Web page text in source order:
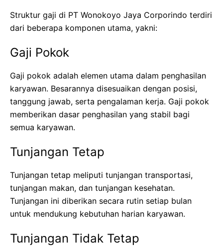
Struktur gaji di PT Wonokoyo Jaya Corporindo terdiri
dari beberapa komponen utama, yakni:
Gaji Pokok
Gaji pokok adalah elemen utama dalam penghasilan
karyawan. Besarannya disesuaikan dengan posisi,
tanggung jawab, serta pengalaman kerja. Gaji pokok
memberikan dasar penghasilan yang stabil bagi
semua karyawan.
Tunjangan Tetap
Tunjangan tetap meliputi tunjangan transportasi,
tunjangan makan, dan tunjangan kesehatan.
Tunjangan ini diberikan secara rutin setiap bulan
untuk mendukung kebutuhan harian karyawan.
Tunjangan Tidak Tetap